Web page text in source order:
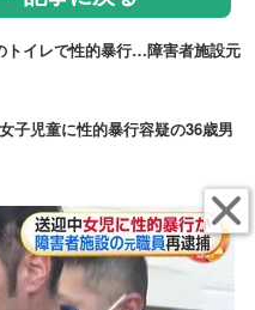
トイレで性的暴行…障害者施設元
子児童に性的暴行容疑の36歳男